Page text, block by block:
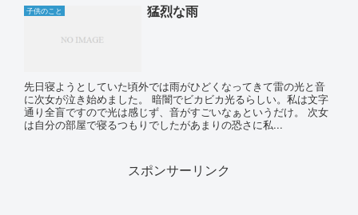
子供のこと 猛烈な雨
先日寝ようとしていた頃外では雨がひどくなってきて雷の光と音
に次女が泣き始めました。 暗闇でビカビカ光るらしい。私は文字
通り全盲ですので光は感じず、音がすごいなぁというだけ。 次女
は自分の部屋で寝るつもりでしたがあまりの恐さに私...
スポンサーリンク